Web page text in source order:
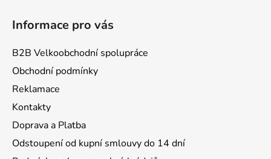
Informace pro vás
B2B Velkoobchodní spolupráce
Obchodní podmínky
Reklamace
Kontakty
Doprava a Platba
Odstoupení od kupní smlouvy do 14 dní